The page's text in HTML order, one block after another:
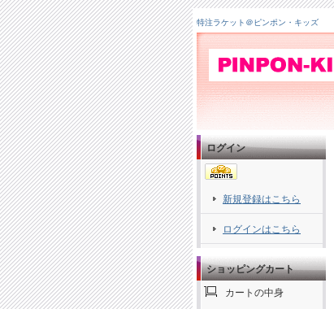
特注ラケット＠ピンポン・キッズ
ログイン
新規登録はこちら
ログインはこちら
ショッピングカート
カートの中身